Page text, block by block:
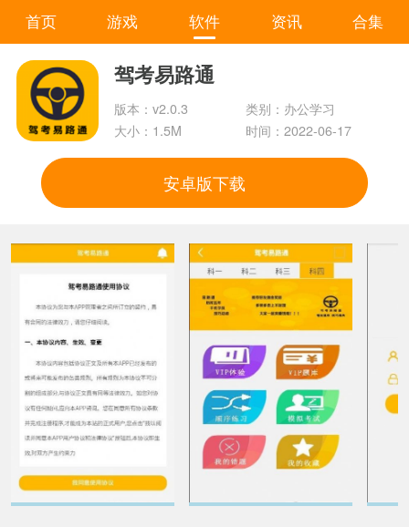
首页 游戏 软件 资讯 合集
驾考易路通
版本：v2.0.3
类别：办公学习
大小：1.5M
时间：2022-06-17
安卓版下载